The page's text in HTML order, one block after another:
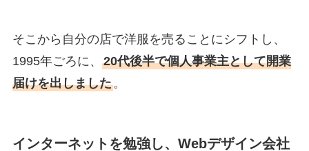
そこから自分の店で洋服を売ることにシフトし、
1995年ごろに、 20代後半で個人事業主として開業
届けを出しました。
インターネットを勉強し、Webデザイン会社